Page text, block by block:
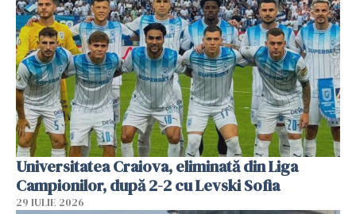
Universitatea Craiova, eliminată din Liga
Campionilor, după 2-2 cu Levski Sofia
29 IULIE 2026